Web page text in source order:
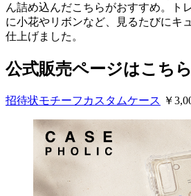
ん詰め込んだこちらがおすすめ。ト
に小花やリボンなど、見るたびにキ
仕上げました。
公式販売ページはこち
招待状モチーフカスタムケース ￥